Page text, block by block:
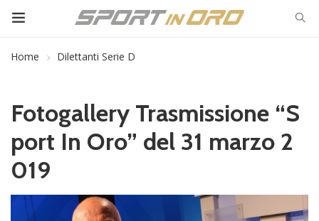
Home Dilettanti Serie D
Fotogallery Trasmissione “S
port In Oro” del 31 marzo 2
019